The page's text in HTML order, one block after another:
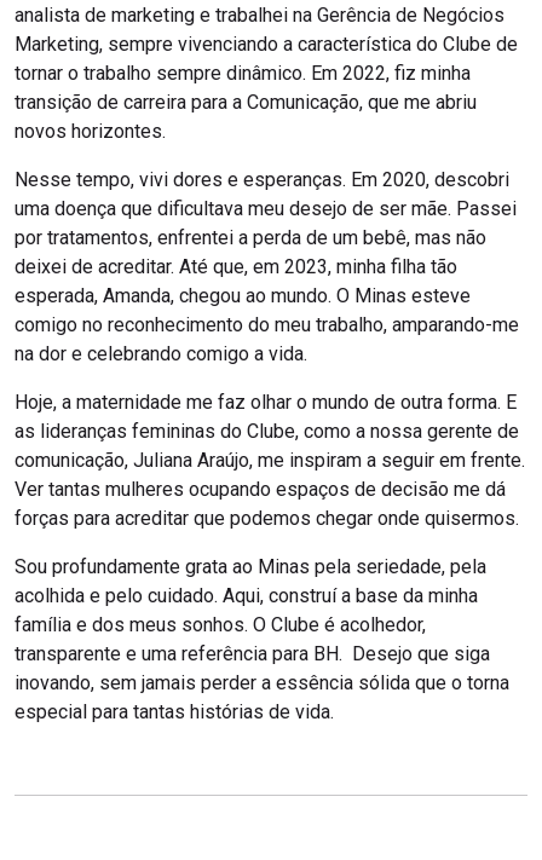
analista de marketing e trabalhei na Gerência de Negócios
Marketing, sempre vivenciando a característica do Clube de
tornar o trabalho sempre dinâmico. Em 2022, fiz minha
transição de carreira para a Comunicação, que me abriu
novos horizontes.
Nesse tempo, vivi dores e esperanças. Em 2020, descobri
uma doença que dificultava meu desejo de ser mãe. Passei
por tratamentos, enfrentei a perda de um bebê, mas não
deixei de acreditar. Até que, em 2023, minha filha tão
esperada, Amanda, chegou ao mundo. O Minas esteve
comigo no reconhecimento do meu trabalho, amparando-me
na dor e celebrando comigo a vida.
Hoje, a maternidade me faz olhar o mundo de outra forma. E
as lideranças femininas do Clube, como a nossa gerente de
comunicação, Juliana Araújo, me inspiram a seguir em frente.
Ver tantas mulheres ocupando espaços de decisão me dá
forças para acreditar que podemos chegar onde quisermos.
Sou profundamente grata ao Minas pela seriedade, pela
acolhida e pelo cuidado. Aqui, construí a base da minha
família e dos meus sonhos. O Clube é acolhedor,
transparente e uma referência para BH. Desejo que siga
inovando, sem jamais perder a essência sólida que o torna
especial para tantas histórias de vida.